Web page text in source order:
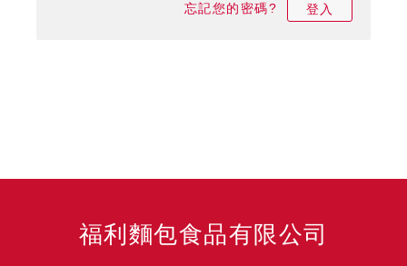
忘記您的密碼? 登入
福利麵包食品有限公司